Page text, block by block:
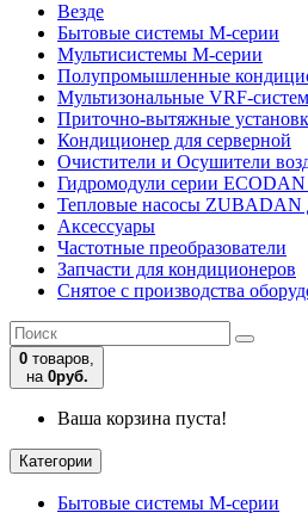
Везде
Бытовые системы M-серии
Мультисистемы M-серии
Полупромышленные
Мультизональные VRF-
Приточно-вытяжные
Кондиционер для серверной
Очистители и Осушители
Гидромодули серии
Тепловые насосы ZUBADAN
Аксесcуары
Частотные преобразователи
Запчасти для кондиционеров
Снятое с производства
0 товаров,
на 0руб.
Ваша корзина пуста!
Категории
Бытовые системы M-серии